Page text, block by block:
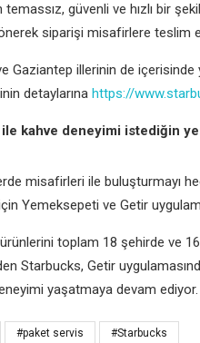
temassız, güvenli ve hızlı bir
siparişi misafirlere teslim
Gaziantep illerinin de içerisinde
detaylarına https://
kahve deneyimi istediğin
misafirleri ile buluşturmayı
Yemeksepeti ve Getir
toplam 18 şehirde ve
Starbucks, Getir
yaşatmaya devam ediyor.
#paket servis #Starbucks